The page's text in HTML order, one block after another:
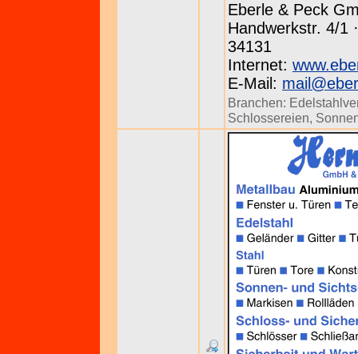
Eberle & Peck
Handwerkstr. 4/1
34131
Internet:
E-Mail:
Branchen:
Schlossereien,